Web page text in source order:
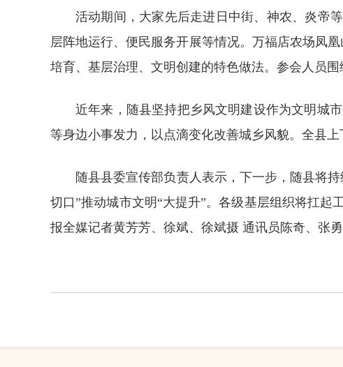
活动期间，大家先后走进日中街、神农、炎帝
层阵地运行、便民服务开展等情况。万福店农场凤
培育、基层治理、文明创建的特色做法。参会人员
近年来，随县坚持把乡风文明建设作为文明城
等身边小事发力，以点滴变化改善城乡风貌。全县
随县县委宣传部负责人表示，下一步，随县将
切口”推动城市文明“大提升”。各级基层组织将扛
报全媒记者黄芳芳、徐斌、 徐斌摄 通讯员陈奇、张勇